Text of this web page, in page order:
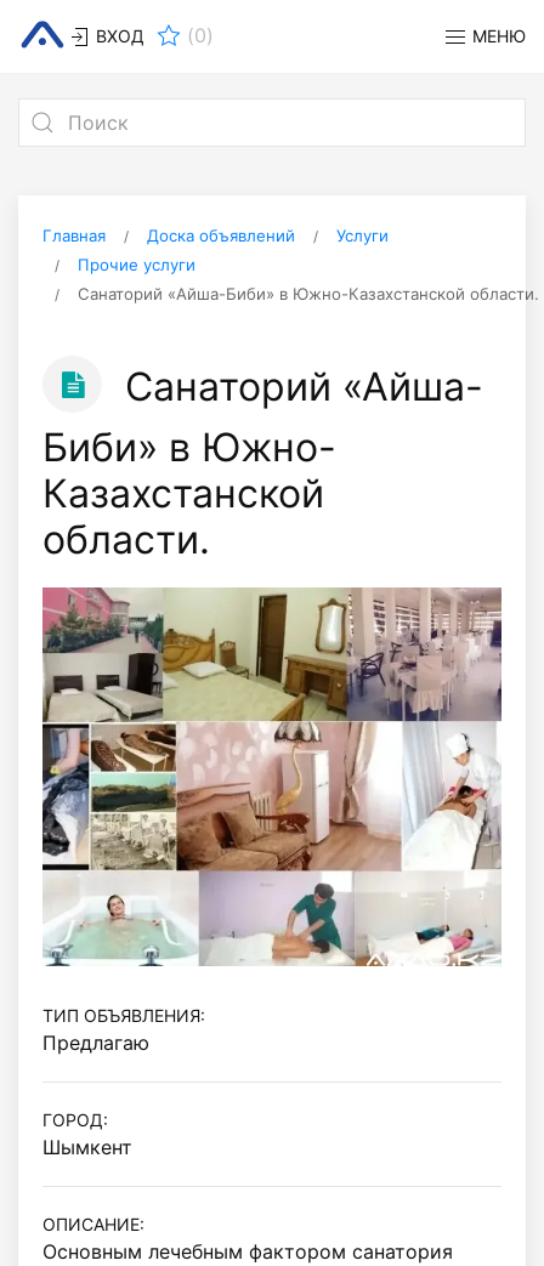
ВХОД (0) МЕНЮ
Главная Доска объявлений
Услуги
Прочие услуги
Санаторий «Айша-Биби» в Южно-Казахстанской области.
Санаторий «Айша-
Биби» в Южно-
Казахстанской
области.
ТИП ОБЪЯВЛЕНИЯ:
Предлагаю
ГОРОД:
Шымкент
ОПИСАНИЕ:
Основным лечебным фактором санатория